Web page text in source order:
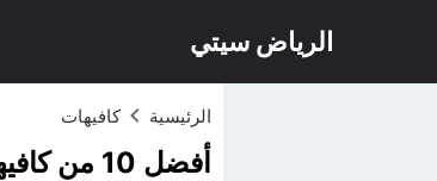
الرياض سيتي
الرئيسية كافيهات
أفضل 10 من كافيهات حي الياسمين الرياض 2026